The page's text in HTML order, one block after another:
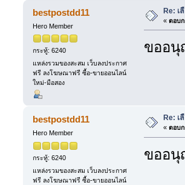
bestpostdd11
Hero Member
กระทู้: 6240
แหล่งรวมของสะสม เว็บลงประกาศ
ฟรี ลงโฆษณาฟรี ซื้อ-ขายออนไลน์
ใหม่-มือสอง
Re: เ
« ตอบก
ขออ
bestpostdd11
Hero Member
กระทู้: 6240
แหล่งรวมของสะสม เว็บลงประกาศ
ฟรี ลงโฆษณาฟรี ซื้อ-ขายออนไลน์
Re:
« ตอบก
ขออ